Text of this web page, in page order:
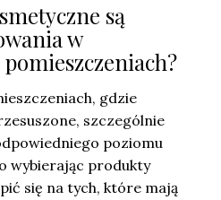
są
w
gdzie
szczególnie
poziomu
wybierając produkty
się na tych, które mają